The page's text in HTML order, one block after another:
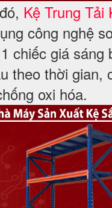
đó, Kệ Trung Tải
công nghệ
chiếc giá sáng
theo thời gian,
oxi hóa.